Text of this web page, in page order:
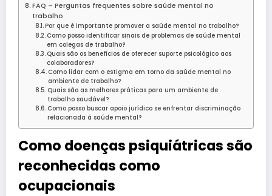
FAQ – Perguntas frequentes sobre saúde mental no
trabalho
Por que é importante promover a saúde mental no trabalho?
Como posso identificar sinais de problemas de saúde mental
em colegas de trabalho?
Quais são os benefícios de oferecer suporte psicológico aos
colaboradores?
Como lidar com o estigma em torno da saúde mental no
ambiente de trabalho?
Quais são as melhores práticas para um ambiente de
trabalho saudável?
Como posso buscar apoio jurídico se enfrentar discriminação
relacionada à saúde mental?
Como doenças psiquiátricas são
reconhecidas como
ocupacionais